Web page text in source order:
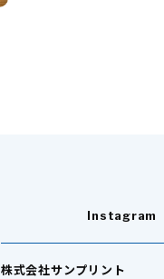
Instagram
株式会社サンプリント